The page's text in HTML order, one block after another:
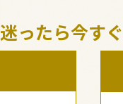
ったら今す